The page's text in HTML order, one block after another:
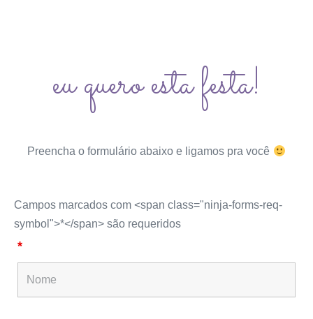
eu quero esta festa!
Preencha o formulário abaixo e ligamos pra você
Campos marcados com <span class="ninja-forms-req-
symbol">*</span> são requeridos
*